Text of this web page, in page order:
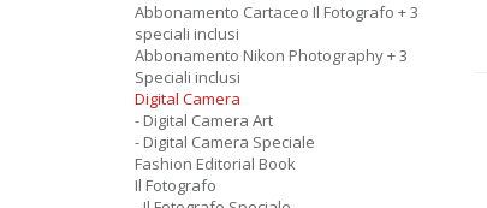
Abbonamento Cartaceo Il Fotografo + 3
speciali inclusi
Abbonamento Nikon Photography + 3
Speciali inclusi
Digital Camera
- Digital Camera Art
- Digital Camera Speciale
Fashion Editorial Book
Il Fotografo